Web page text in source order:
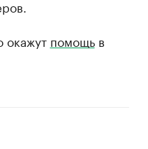
окажут помощьв